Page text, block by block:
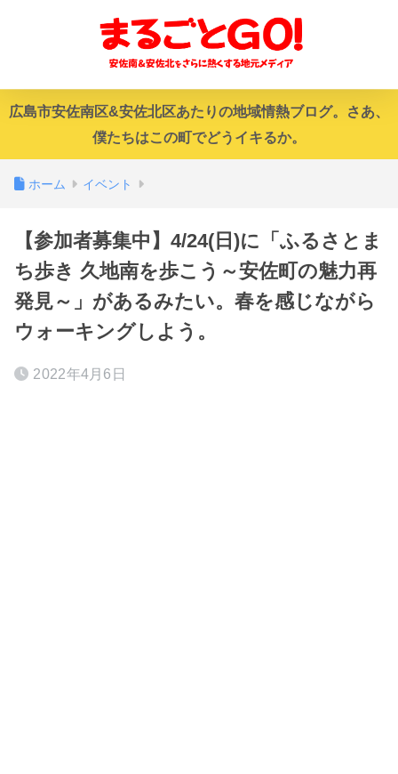
広島市安佐南区&安佐北区あたりの地域情熱ブログ。さあ、
僕たちはこの町でどうイキるか。
ホーム イベント
【参加者募集中】4/24(日)に「ふるさとま
ち歩き 久地南を歩こう～安佐町の魅力再
発見～」があるみたい。春を感じながら
ウォーキングしよう。
2022年4月6日